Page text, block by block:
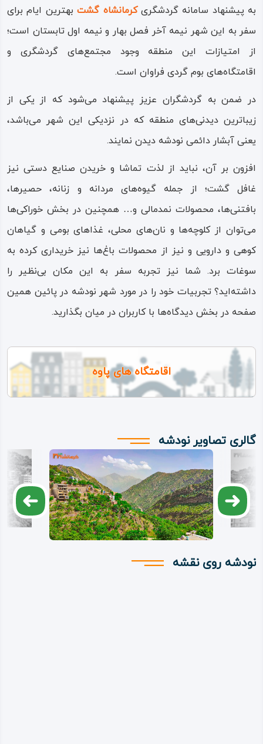
به پیشنهاد سامانه گردشگریکرمانشاه گشتبهترین ایام برای
سفر به این شهر نیمه آخر فصل بهار و نیمه اول تابستان است؛
از امتیازات این منطقه وجود مجتمع‌های گردشگری و
اقامتگاه‌های بوم گردی فراوان است.
در ضمن به گردشگران عزیز پیشنهاد می‌شود که از یکی از
زیباترین دیدنی‌های منطقه که در نزدیکی این شهر می‌باشد،
یعنی آبشار دائمی نودشه دیدن نمایند.
افزون بر آن، نباید از لذت تماشا و خریدن صنایع دستی نیز
غافل گشت؛ از جمله گیوه‌های مردانه و زنانه‌، حصیرها،
بافتنی‌ها، محصولات نمدمالی و… همچنین در بخش خوراکی‌ها
می‌توان از کلوچه‌ها و نان‌های محلی، غذاهای بومی و گیاهان
کوهی و دارویی و نیز از محصولات باغ‌ها نیز خریداری کرده به
سوغات برد. شما نیز تجربه سفر به این مکان بی‌نظیر را
داشته‌اید؟ تجربیات خود را در مورد شهر نودشه در پائین همین
صفحه در بخش دیدگاه‌ها با کاربران در میان بگذارید.
اقامتگاه های پاوه
گالری تصاویر نودشه
نودشه روی نقشه